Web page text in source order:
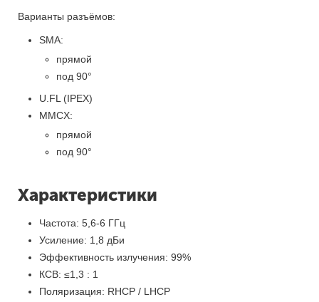
Варианты разъёмов:
SMA:
прямой
под 90°
U.FL (IPEX)
MMCX:
прямой
под 90°
Характеристики
Частота: 5,6-6 ГГц
Усиление: 1,8 дБи
Эффективность излучения: 99%
КСВ: ≤1,3 : 1
Поляризация: RHCP / LHCP